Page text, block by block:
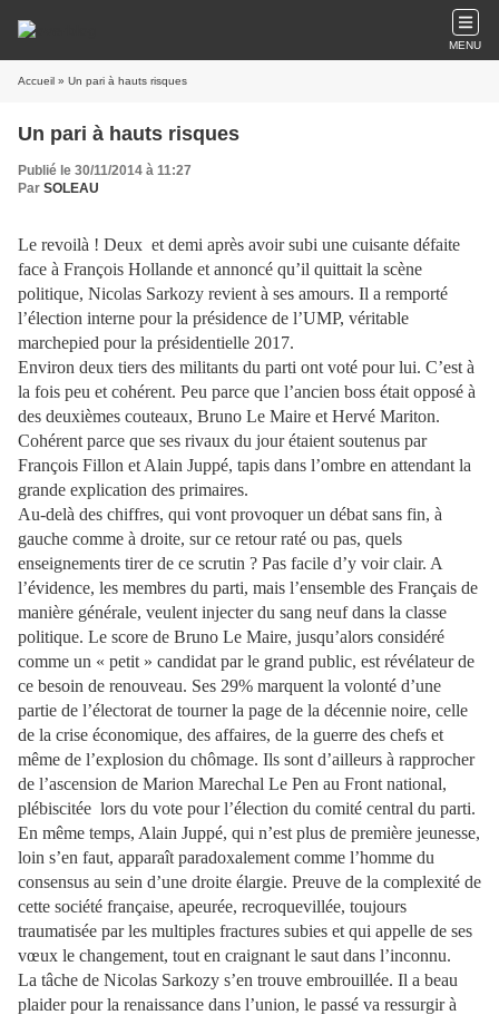
MENU
Accueil » Un pari à hauts risques
Un pari à hauts risques
Publié le 30/11/2014 à 11:27
Par SOLEAU
Le revoilà ! Deux et demi après avoir subi une cuisante défaite
face à François Hollande et annoncé qu’il quittait la scène
politique, Nicolas Sarkozy revient à ses amours. Il a remporté
l’élection interne pour la présidence de l’UMP, véritable
marchepied pour la présidentielle 2017.
Environ deux tiers des militants du parti ont voté pour lui. C’est à
la fois peu et cohérent. Peu parce que l’ancien boss était opposé à
des deuxièmes couteaux, Bruno Le Maire et Hervé Mariton.
Cohérent parce que ses rivaux du jour étaient soutenus par
François Fillon et Alain Juppé, tapis dans l’ombre en attendant la
grande explication des primaires.
Au-delà des chiffres, qui vont provoquer un débat sans fin, à
gauche comme à droite, sur ce retour raté ou pas, quels
enseignements tirer de ce scrutin ? Pas facile d’y voir clair. A
l’évidence, les membres du parti, mais l’ensemble des Français de
manière générale, veulent injecter du sang neuf dans la classe
politique. Le score de Bruno Le Maire, jusqu’alors considéré
comme un « petit » candidat par le grand public, est révélateur de
ce besoin de renouveau. Ses 29% marquent la volonté d’une
partie de l’électorat de tourner la page de la décennie noire, celle
de la crise économique, des affaires, de la guerre des chefs et
même de l’explosion du chômage. Ils sont d’ailleurs à rapprocher
de l’ascension de Marion Marechal Le Pen au Front national,
plébiscitée lors du vote pour l’élection du comité central du parti.
En même temps, Alain Juppé, qui n’est plus de première jeunesse,
loin s’en faut, apparaît paradoxalement comme l’homme du
consensus au sein d’une droite élargie. Preuve de la complexité de
cette société française, apeurée, recroquevillée, toujours
traumatisée par les multiples fractures subies et qui appelle de ses
vœux le changement, tout en craignant le saut dans l’inconnu.
La tâche de Nicolas Sarkozy s’en trouve embrouillée. Il a beau
plaider pour la renaissance dans l’union, le passé va ressurgir à